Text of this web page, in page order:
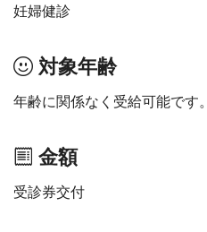
妊婦健診
対象年齢
年齢に関係なく受給可能です。
金額
受診券交付